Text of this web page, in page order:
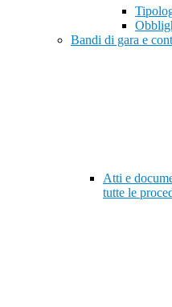
Bandi di gara e
Atti e
tutte le